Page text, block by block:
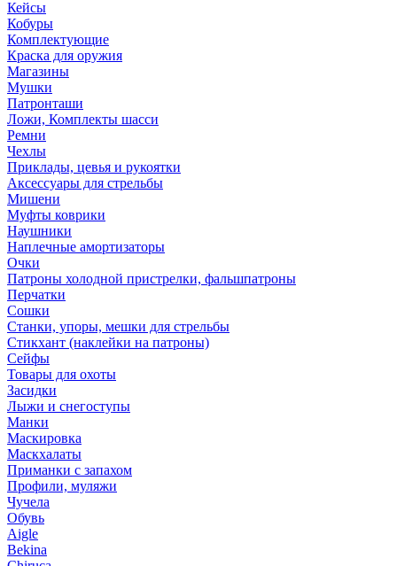
Кейсы
Кобуры
Комплектующие
Краска для оружия
Магазины
Мушки
Патронташи
Ложи, Комплекты шасси
Ремни
Чехлы
Приклады, цевья и рукоятки
Аксессуары для стрельбы
Мишени
Муфты коврики
Наушники
Наплечные амортизаторы
Очки
Патроны холодной пристрелки, фальшпатроны
Перчатки
Сошки
Станки, упоры, мешки для стрельбы
Стикхант (наклейки на патроны)
Сейфы
Товары для охоты
Засидки
Лыжи и снегоступы
Манки
Маскировка
Маскхалаты
Приманки с запахом
Профили, муляжи
Чучела
Обувь
Aigle
Bekina